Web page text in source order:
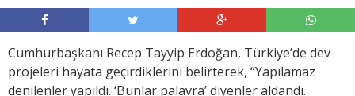
Cumhurbaşkanı Recep Tayyip Erdoğan, Türkiye’de dev
projeleri hayata geçirdiklerini belirterek, “Yapılamaz
denilenler yapıldı. ‘Bunlar palavra’ diyenler aldandı.